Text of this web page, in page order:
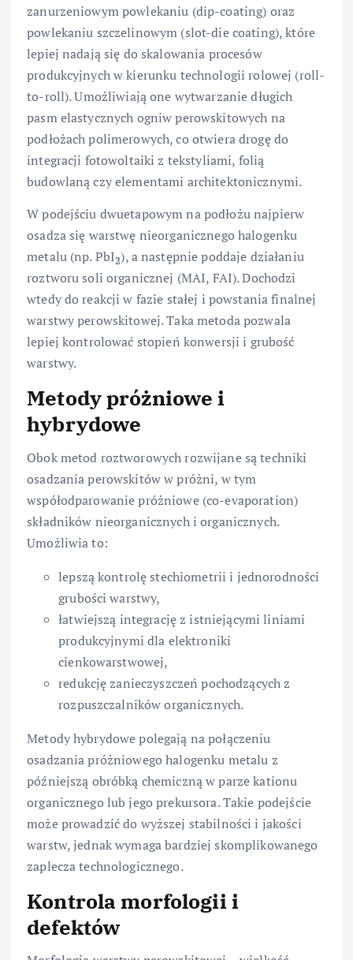
zanurzeniowym powlekaniu (dip-coating) oraz
powlekaniu szczelinowym (slot-die coating), które
lepiej nadają się do skalowania procesów
produkcyjnych w kierunku technologii rolowej (roll-
to-roll). Umożliwiają one wytwarzanie długich
pasm elastycznych ogniw perowskitowych na
podłożach polimerowych, co otwiera drogę do
integracji fotowoltaiki z tekstyliami, folią
budowlaną czy elementami architektonicznymi.
W podejściu dwuetapowym na podłożu najpierw
osadza się warstwę nieorganicznego halogenku
metalu (np. PbI2), a następnie poddaje działaniu
roztworu soli organicznej (MAI, FAI). Dochodzi
wtedy do reakcji w fazie stałej i powstania finalnej
warstwy perowskitowej. Taka metoda pozwala
lepiej kontrolować stopień konwersji i grubość
warstwy.
Metody próżniowe i
hybrydowe
Obok metod roztworowych rozwijane są techniki
osadzania perowskitów w próżni, w tym
współodparowanie próżniowe (co-evaporation)
składników nieorganicznych i organicznych.
Umożliwia to:
lepszą kontrolę stechiometrii i jednorodności
grubości warstwy,
łatwiejszą integrację z istniejącymi liniami
produkcyjnymi dla elektroniki
cienkowarstwowej,
redukcję zanieczyszczeń pochodzących z
rozpuszczalników organicznych.
Metody hybrydowe polegają na połączeniu
osadzania próżniowego halogenku metalu z
późniejszą obróbką chemiczną w parze kationu
organicznego lub jego prekursora. Takie podejście
może prowadzić do wyższej stabilności i jakości
warstw, jednak wymaga bardziej skomplikowanego
zaplecza technologicznego.
Kontrola morfologii i
defektów